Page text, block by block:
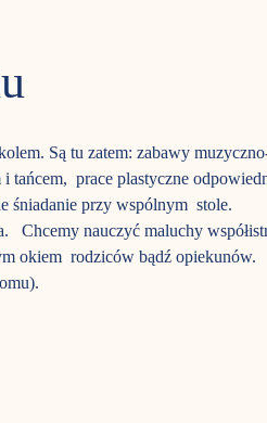
Są tu zatem: zabawy
prace plastyczne
przy wspólnym  stole.
Chcemy nauczyć maluchy
okiem  rodziców bądź opiekunów.